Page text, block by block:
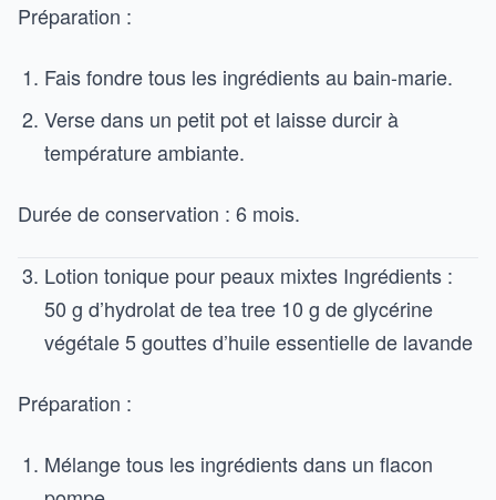
Préparation :
Fais fondre tous les ingrédients au bain-marie.
Verse dans un petit pot et laisse durcir à
température ambiante.
Durée de conservation : 6 mois.
Lotion tonique pour peaux mixtes Ingrédients :
50 g d’hydrolat de tea tree 10 g de glycérine
végétale 5 gouttes d’huile essentielle de lavande
Préparation :
Mélange tous les ingrédients dans un flacon